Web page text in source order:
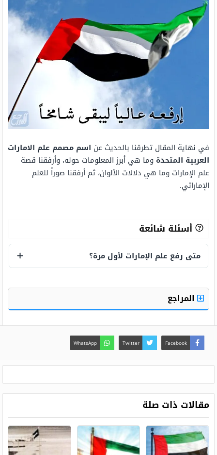
في نهاية المقال تطرقنا بالحديث عن اسم مصمم علم الامارات
العربية المتحدة وما هي أبرز المعلومات حوله، وأرفقنا قصة
علم الإمارات وما هي دلالات الألوان، ثم أرفقنا صوراً للعلم
الإماراتي.
أسئلة شائعة
متى رفع علم الإمارات لأول مرة؟
المراجع
Facebook
Twitter
WhatsApp
مقالات ذات صلة